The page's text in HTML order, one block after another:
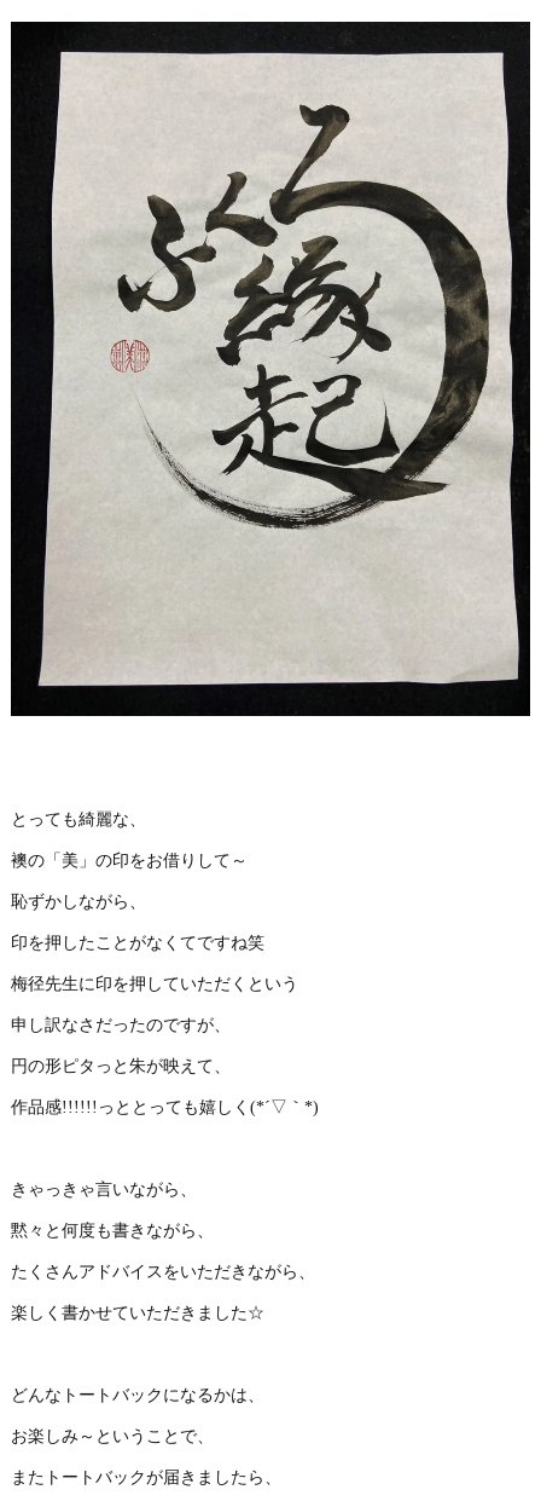
とっても綺麗な、
襖の「美」の印をお借りして～
恥ずかしながら、
印を押したことがなくてですね笑
梅径先生に印を押していただくという
申し訳なさだったのですが、
円の形ピタっと朱が映えて、
作品感!!!!!!っととっても嬉しく(*´▽｀*)
きゃっきゃ言いながら、
黙々と何度も書きながら、
たくさんアドバイスをいただきながら、
楽しく書かせていただきました☆
どんなトートバックになるかは、
お楽しみ～ということで、
またトートバックが届きましたら、